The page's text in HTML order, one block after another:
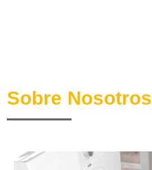
Sobre Nosotros